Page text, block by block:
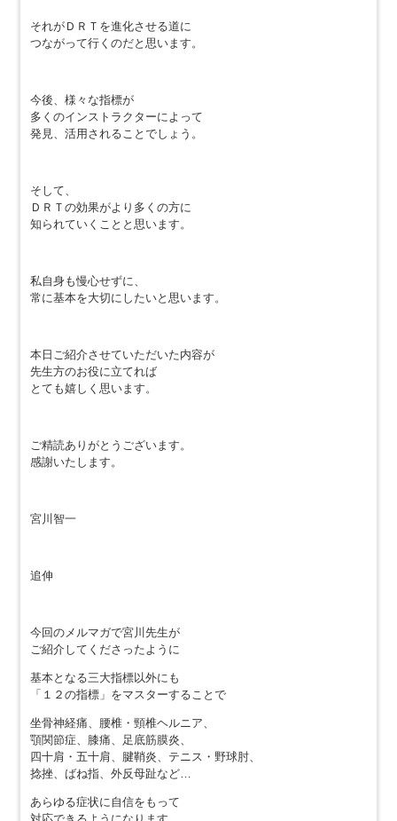
それがＤＲＴを進化させる道に
つながって行くのだと思います。
今後、様々な指標が
多くのインストラクターによって
発見、活用されることでしょう。
そして、
ＤＲＴの効果がより多くの方に
知られていくことと思います。
私自身も慢心せずに、
常に基本を大切にしたいと思います。
本日ご紹介させていただいた内容が
先生方のお役に立てれば
とても嬉しく思います。
ご精読ありがとうございます。
感謝いたします。
宮川智一
追伸
今回のメルマガで宮川先生が
ご紹介してくださったように
基本となる三大指標以外にも
「１２の指標」をマスターすることで
坐骨神経痛、腰椎・頸椎ヘルニア、
顎関節症、膝痛、足底筋膜炎、
四十肩・五十肩、腱鞘炎、テニス・野球肘、
捻挫、ばね指、外反母趾など…
あらゆる症状に自信をもって